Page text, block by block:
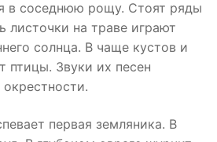
в соседнюю рощу. Стоят ряды
листочки на траве играют
солнца. В чаще кустов и
птицы. Звуки их песен
первая земляника. В